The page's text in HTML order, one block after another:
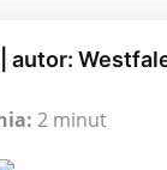
autor:
2 minut